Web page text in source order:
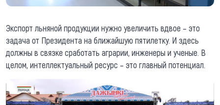
Экспорт льняной продукции нужно увеличить вдвое – это
задача от Президента на ближайшую пятилетку. И здесь
должны в связке сработать аграрии, инженеры и ученые. В
целом, интеллектуальный ресурс – это главный потенциал.